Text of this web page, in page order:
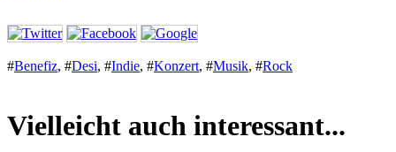
#Benefiz, #Desi, #Indie, #Konzert, #Musik, #Rock
Vielleicht auch interessant...